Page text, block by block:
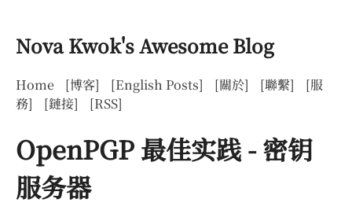
Nova Kwok's Awesome Blog
Home [博客] [English Posts] [關於] [聯繫]
[服
務]
[鏈接] [RSS]
OpenPGP 最佳实践 - 密钥
服务器